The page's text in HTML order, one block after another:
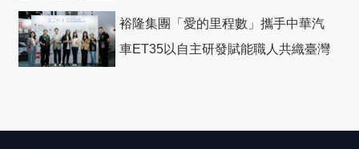
裕隆集團「愛的里程數」攜手中華汽
車ET35以自主研發賦能職人共織臺灣